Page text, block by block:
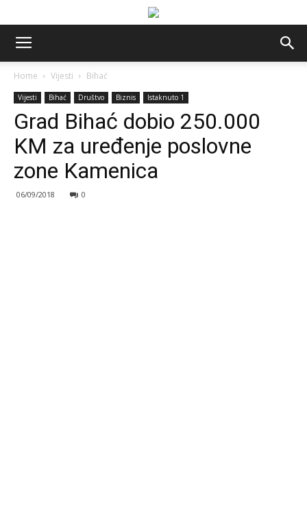
Home Vijesti Bihać
Vijesti Bihać Društvo Biznis Istaknuto 1
Grad Bihać dobio 250.000
KM za uređenje poslovne
zone Kamenica
06/09/2018 0